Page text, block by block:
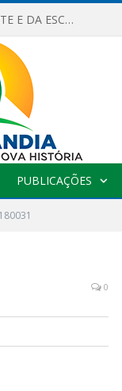
OBRAS DA QUADRA POLIESPORTIVA DO KM 85 NORTE E DA ESCOLA GASPAR VIANA AVANÇAM
PUBLICAÇÕES
0